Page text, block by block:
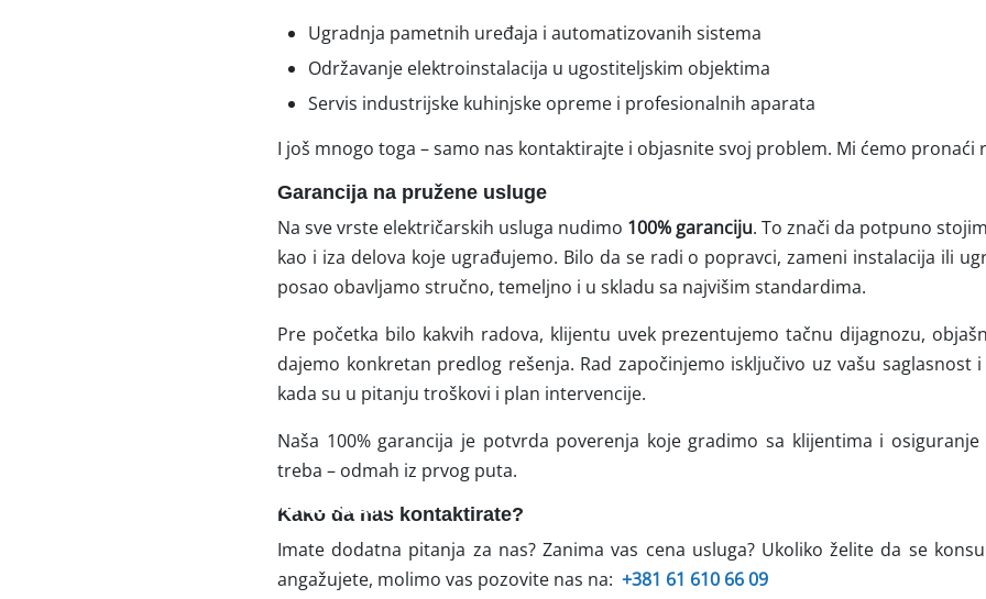
Ugradnja pametnih uređaja i automatizovanih sistema
Održavanje elektroinstalacija u ugostiteljskim objektima
Servis industrijske kuhinjske opreme i profesionalnih aparata
I još mnogo toga – samo nas kontaktirajte i objasnite svoj problem. Mi ćemo pronaći
Garancija na pružene usluge
Na sve vrste električarskih usluga nudimo 100% garanciju. To znači da potpuno
kao i iza delova koje ugrađujemo. Bilo da se radi o popravci, zameni instalacija ili
posao obavljamo stručno, temeljno i u skladu sa najvišim standardima.
Pre početka bilo kakvih radova, klijentu uvek prezentujemo tačnu dijagnozu,
dajemo konkretan predlog rešenja. Rad započinjemo isključivo uz vašu
kada su u pitanju troškovi i plan intervencije.
Naša 100% garancija je potvrda poverenja koje gradimo sa klijentima i
treba – odmah iz prvog puta.
Kako da nas kontaktirate?
Imate dodatna pitanja za nas? Zanima vas cena usluga? Ukoliko želite da se
angažujete, molimo vas pozovite nas na: +381 61 610 66 09
Potreban vam je pouzdan